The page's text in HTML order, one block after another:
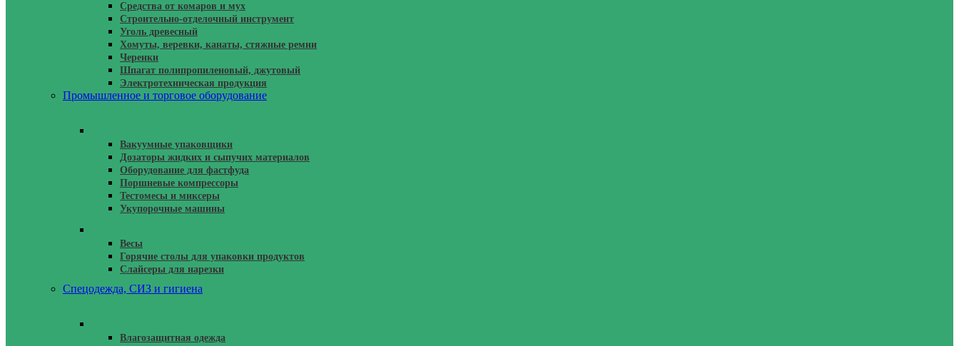
Средства от комаров и мух
Строительно-отделочный инструмент
Уголь древесный
Хомуты, веревки, канаты, стяжные ремни
Черенки
Шпагат полипропиленовый, джутовый
Электротехническая продукция
Промышленное и торговое оборудование
Вакуумные упаковщики
Дозаторы жидких и сыпучих материалов
Оборудование для фастфуда
Поршневые компрессоры
Тестомесы и миксеры
Укупорочные машины
Весы
Горячие столы для упаковки продуктов
Слайсеры для нарезки
Спецодежда, СИЗ и гигиена
Влагозащитная одежда